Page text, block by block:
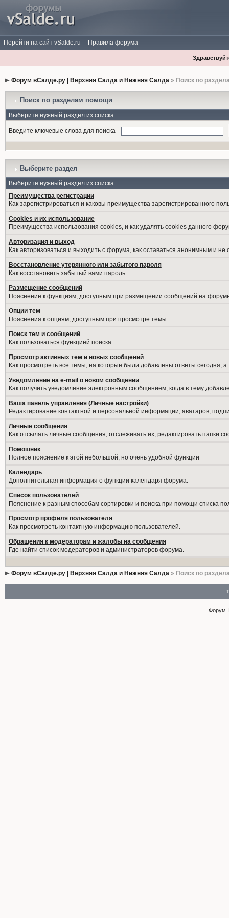
Перейти на сайт vSalde.ru Правила форума
Форум вСалде.ру | Верхняя Салда и Нижняя Салда» Поиск по
Поиск по разделам помощи
Выберите нужный раздел из списка
Введите ключевые слова для поиска
Выберите раздел
Выберите нужный раздел из списка
Преимущества регистрации
Как зарегистрироваться и каковы преимущества зарегистрированного
Cookies и их использование
Преимущества использования cookies, и как удалять cookies данного
Авторизация и выход
Как авторизоваться и выходить с форума, как оставаться анонимным и
Восстановление утерянного или забытого пароля
Как восстановить забытый вами пароль.
Размещение сообщений
Пояснение к функциям, доступным при размещении сообщений на
Опции тем
Пояснения к опциям, доступным при просмотре темы.
Поиск тем и сообщений
Как пользоваться функцией поиска.
Просмотр активных тем и новых сообщений
Как просмотреть все темы, на которые были добавлены ответы сегодня,
Уведомление на е-mail о новом сообщении
Как получить уведомление электронным сообщением, когда в тему
Ваша панель управления (Личные настройки)
Редактирование контактной и персональной информации, аватаров,
Личные сообщения
Как отсылать личные сообщения, отслеживать их, редактировать папки
Помошник
Полное пояснение к этой небольшой, но очень удобной функции
Календарь
Дополнительная информация о функции календаря форума.
Список пользователей
Пояснение к разным способам сортировки и поиска при помощи списка
Просмотр профиля пользователя
Как просмотреть контактную информацию пользователей.
Обращения к модераторам и жалобы на сообщения
Где найти список модераторов и администраторов форума.
Форум вСалде.ру | Верхняя Салда и Нижняя Салда» Поиск по
Форум